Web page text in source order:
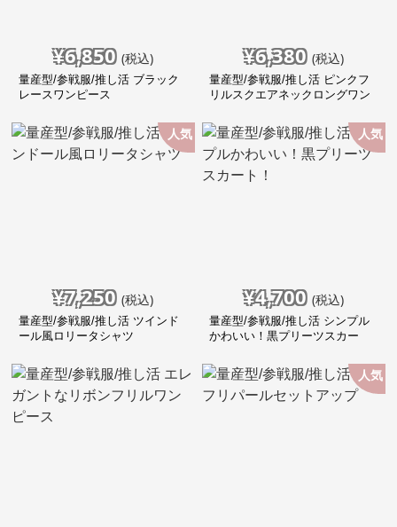
¥6,850 (税込)
量産型/参戦服/推し活 ブラック
レースワンピース
¥6,380 (税込)
量産型/参戦服/推し活 ピンクフ
リルスクエアネックロングワン
人気
¥7,250 (税込)
量産型/参戦服/推し活 ツインド
ール風ロリータシャツ
人気
¥4,700 (税込)
量産型/参戦服/推し活 シンプル
かわいい！黒プリーツスカー
人気